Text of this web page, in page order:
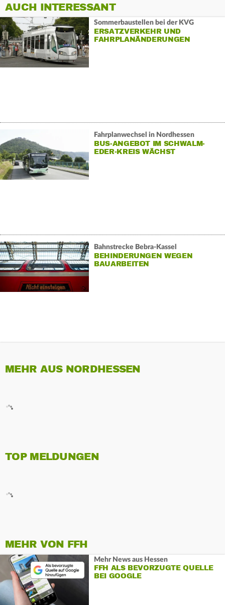
AUCH INTERESSANT
Sommerbaustellen bei der KVG
ERSATZVERKEHR UND
FAHRPLANÄNDERUNGEN
Fahrplanwechsel in Nordhessen
BUS-ANGEBOT IM SCHWALM-
EDER-KREIS WÄCHST
Bahnstrecke Bebra-Kassel
BEHINDERUNGEN WEGEN
BAUARBEITEN
MEHR AUS NORDHESSEN
TOP MELDUNGEN
MEHR VON FFH
Mehr News aus Hessen
FFH ALS BEVORZUGTE QUELLE
BEI GOOGLE